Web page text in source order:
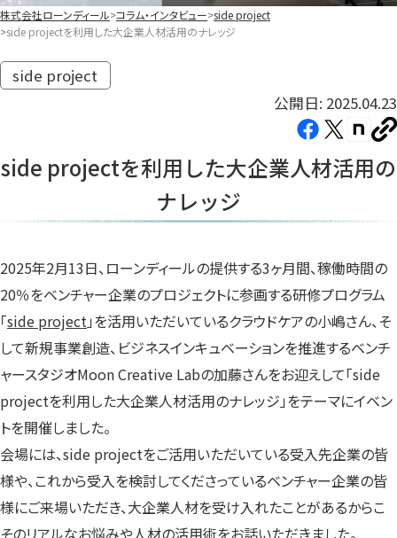
株式会社ローンディール コラム・インタビュー side project
side projectを利用した大企業人材活用のナレッジ
side project
公開日: 2025.04.23
Facebook（新
い
ブ
開
き
ま
す）
X（新
い
ブ
開
き
ま
す）
note（新
い
ブ
開
き
ま
す）
コ
ピ
side projectを利用した大企業人材活用の
ナレッジ
2025年2月13日、ローンディールの提供する3ヶ月間、稼働時間の
20％をベンチャー企業のプロジェクトに参画する研修プログラム
「side project」を活用いただいているクラウドケアの小嶋さん、そ
して新規事業創造、ビジネスインキュベーションを推進するベンチ
ャースタジオMoon Creative Labの加藤さんをお迎えして「side
projectを利用した大企業人材活用のナレッジ」をテーマにイベン
トを開催しました。
会場には、side projectをご活用いただいている受入先企業の皆
様や、これから受入を検討してくださっているベンチャー企業の皆
様にご来場いただき、大企業人材を受け入れたことがあるからこ
そのリアルなお悩みや人材の活用術をお話いただきました。